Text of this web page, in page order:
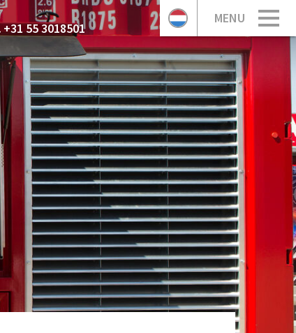
MENU
+31 55 3018501